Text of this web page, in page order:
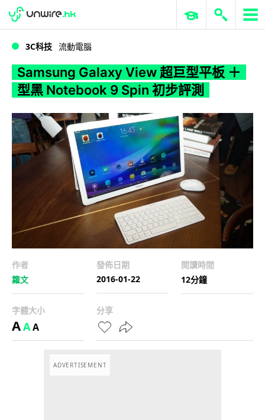
WWDC 2026 ERP 與商業 AI
3C科技 流動電腦
Samsung Galaxy View 超巨型平板 ＋
型黑 Notebook 9 Spin 初步評測
作者
籮文
發佈日期
2016-01-22
閱讀時間
12分鐘
字體大小
AAA
分享
ADVERTISEMENT